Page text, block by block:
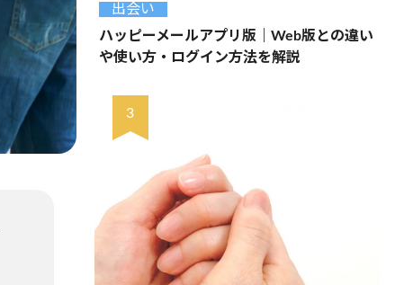
出会い
ハッピーメールアプリ版｜Web版との違い
や使い方・ログイン方法を解説